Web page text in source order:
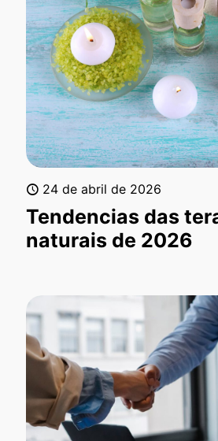
24 de abril de 2026
Tendencias das
naturais de 2026